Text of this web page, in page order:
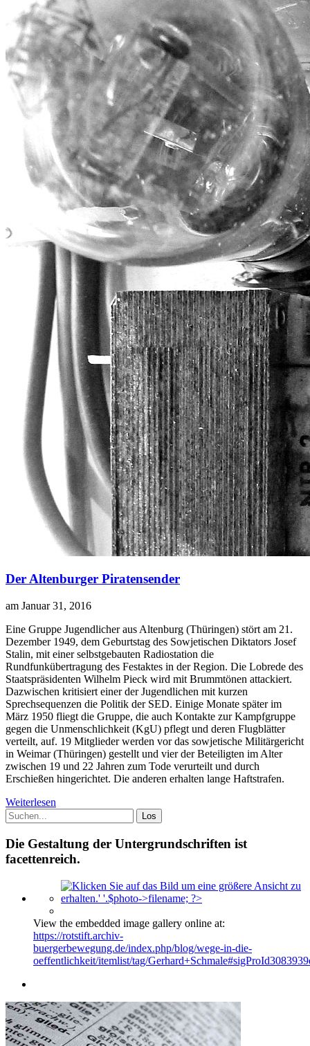
Der Altenburger Piratensender
am Januar 31, 2016
Eine Gruppe Jugendlicher aus Altenburg (Thüringen) stört am 21.
Dezember 1949, dem Geburtstag des Sowjetischen Diktators Josef
Stalin, mit einer selbstgebauten Radiostation die
Rundfunkübertragung des Festaktes in der Region. Die Lobrede des
Staatspräsidenten Wilhelm Pieck wird mit Brummtönen attackiert.
Dazwischen kritisiert einer der Jugendlichen mit kurzen
Sprechsequenzen die Politik der SED. Einige Monate später im
März 1950 fliegt die Gruppe, die auch Kontakte zur Kampfgruppe
gegen die Unmenschlichkeit (KgU) pflegt und deren Flugblätter
verteilt, auf. 19 Mitglieder werden vor das sowjetische Militärgericht
in Weimar (Thüringen) gestellt und vier der Beteiligten im Alter
zwischen 19 und 22 Jahren zum Tode verurteilt und durch
Erschießen hingerichtet. Die anderen erhalten lange Haftstrafen.
Weiterlesen
Die Gestaltung der Untergrundschriften ist
facettenreich.
View the embedded image gallery online at:
https://rotstift.archiv-
buergerbewegung.de/index.php/blog/wege-in-die-
oeffentlichkeit/itemlist/tag/